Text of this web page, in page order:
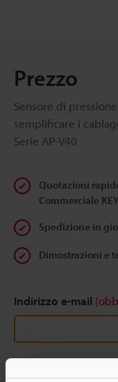
Prezzo
Sensore di
semplificare i
Serie AP-V40
Quotazioni
Commerciale
Spedizione in
Dimostrazioni e
Indirizzo e-mail